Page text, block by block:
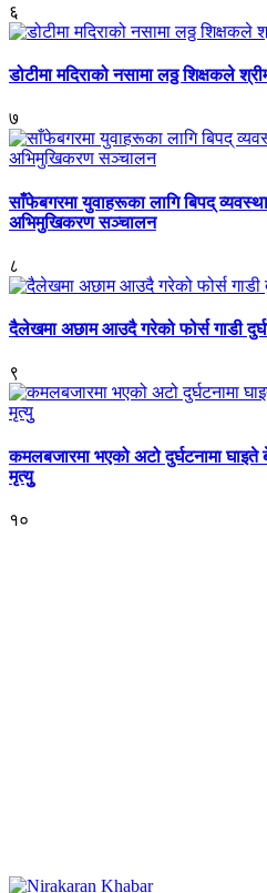
६
डोटीमा मदिराको नसामा लठ्ठ शिक्षकले
७
साँफेबगरमा युवाहरूका लागि बिपद्
अभिमुखिकरण सञ्चालन
८
दैलेखमा अछाम आउदै गरेको फोर्स गाडी
९
कमलबजारमा भएको अटो दुर्घटनामा घाइते
मृत्युु
१०